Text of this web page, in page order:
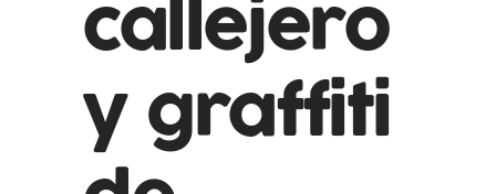
callejero
y graffiti